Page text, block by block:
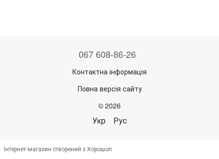
067 608-86-26
Контактна інформація
Повна версія сайту
© 2026
Укр Рус
Інтернет-магазин створений з Хорошоп